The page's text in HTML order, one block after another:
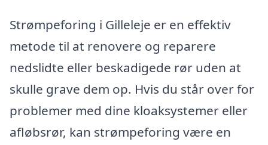
Strømpeforing i Gilleleje er en effektiv
metode til at renovere og reparere
nedslidte eller beskadigede rør uden at
skulle grave dem op. Hvis du står over for
problemer med dine kloaksystemer eller
afløbsrør, kan strømpeforing være en